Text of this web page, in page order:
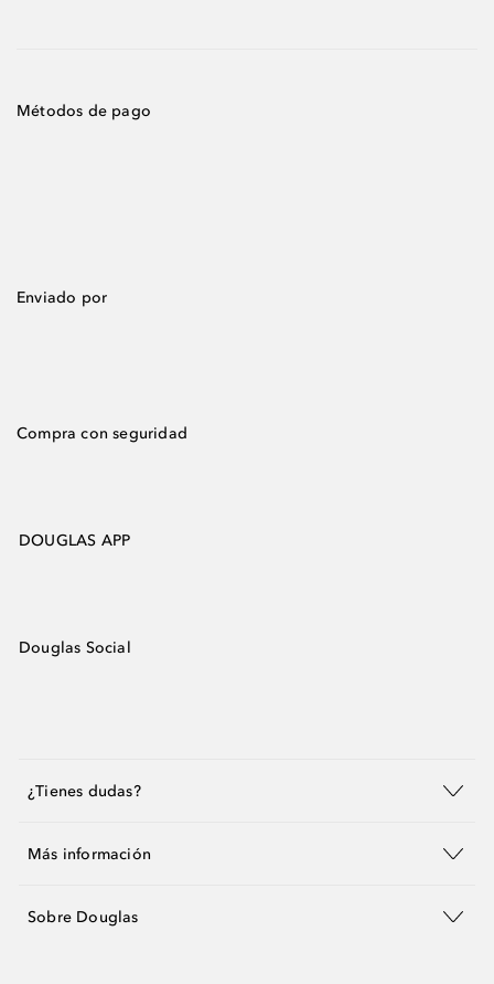
Métodos de pago
Enviado por
Compra con seguridad
DOUGLAS APP
Douglas Social
¿Tienes dudas?
Más información
Sobre Douglas